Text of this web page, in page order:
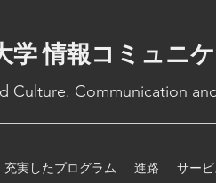
学 情報コミュニ
Culture. Communication
充実したプログラム 進路 サー